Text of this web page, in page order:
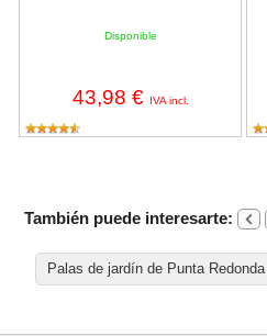
Disponible
43,98 € IVA incl.
También puede interesarte:
Palas de jardín de Punta Redonda